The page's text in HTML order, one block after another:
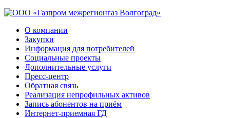
О компании
Закупки
Информация для потребителей
Социальные проекты
Дополнительные услуги
Пресс-центр
Обратная связь
Реализация непрофильных активов
Запись абонентов на приём
Интернет-приемная ГД